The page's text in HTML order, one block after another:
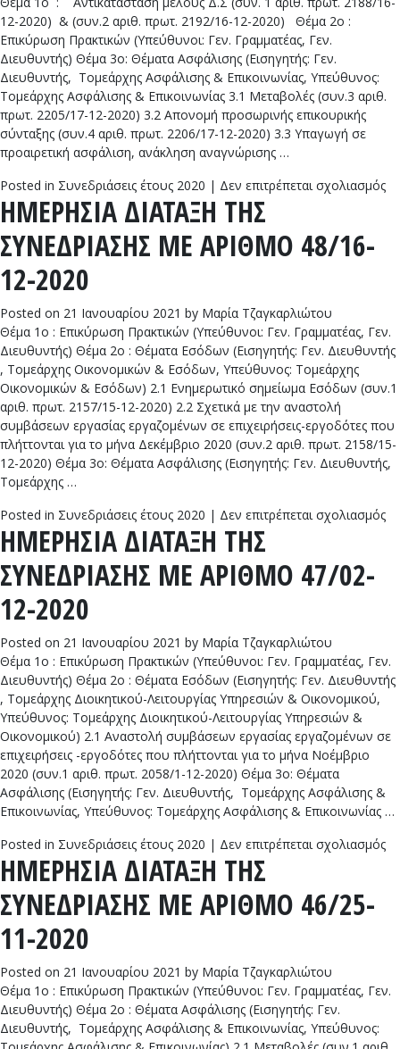
12-2020) & (συν.2 αριθ. πρωτ. 2192/16-12-2020) Θέμα 2ο :
Επικύρωση Πρακτικών (Υπεύθυνοι: Γεν. Γραμματέας, Γεν.
Διευθυντής) Θέμα 3ο: Θέματα Ασφάλισης (Εισηγητής: Γεν.
Διευθυντής, Τομεάρχης Ασφάλισης & Επικοινωνίας, Υπεύθυνος:
Τομεάρχης Ασφάλισης & Επικοινωνίας 3.1 Μεταβολές (συν.3 αριθ.
πρωτ. 2205/17-12-2020) 3.2 Απονομή προσωρινής επικουρικής
σύνταξης (συν.4 αριθ. πρωτ. 2206/17-12-2020) 3.3 Υπαγωγή σε
προαιρετική ασφάλιση, ανάκληση αναγνώρισης …
Posted in Συνεδριάσεις έτους 2020 | Δεν επιτρέπεται σχολιασμός
ΗΜΕΡΗΣΙΑ ΔΙΑΤΑΞΗ ΤΗΣ
ΣΥΝΕΔΡΙΑΣΗΣ ΜΕ ΑΡΙΘΜΟ 48/16-
12-2020
Posted on 21 Ιανουαρίου 2021 by Μαρία Τζαγκαρλιώτου
Θέμα 1ο : Επικύρωση Πρακτικών (Υπεύθυνοι: Γεν. Γραμματέας, Γεν.
Διευθυντής) Θέμα 2ο : Θέματα Εσόδων (Εισηγητής: Γεν. Διευθυντής
, Τομεάρχης Οικονομικών & Εσόδων, Υπεύθυνος: Τομεάρχης
Οικονομικών & Εσόδων) 2.1 Ενημερωτικό σημείωμα Εσόδων (συν.1
αριθ. πρωτ. 2157/15-12-2020) 2.2 Σχετικά με την αναστολή
συμβάσεων εργασίας εργαζομένων σε επιχειρήσεις-εργοδότες που
πλήττονται για το μήνα Δεκέμβριο 2020 (συν.2 αριθ. πρωτ. 2158/15-
12-2020) Θέμα 3ο: Θέματα Ασφάλισης (Εισηγητής: Γεν. Διευθυντής,
Τομεάρχης …
Posted in Συνεδριάσεις έτους 2020 | Δεν επιτρέπεται σχολιασμός
ΗΜΕΡΗΣΙΑ ΔΙΑΤΑΞΗ ΤΗΣ
ΣΥΝΕΔΡΙΑΣΗΣ ΜΕ ΑΡΙΘΜΟ 47/02-
12-2020
Posted on 21 Ιανουαρίου 2021 by Μαρία Τζαγκαρλιώτου
Θέμα 1ο : Επικύρωση Πρακτικών (Υπεύθυνοι: Γεν. Γραμματέας, Γεν.
Διευθυντής) Θέμα 2ο : Θέματα Εσόδων (Εισηγητής: Γεν. Διευθυντής
, Τομεάρχης Διοικητικού-Λειτουργίας Υπηρεσιών & Οικονομικού,
Υπεύθυνος: Τομεάρχης Διοικητικού-Λειτουργίας Υπηρεσιών &
Οικονομικού) 2.1 Αναστολή συμβάσεων εργασίας εργαζομένων σε
επιχειρήσεις -εργοδότες που πλήττονται για το μήνα Νοέμβριο
2020 (συν.1 αριθ. πρωτ. 2058/1-12-2020) Θέμα 3ο: Θέματα
Ασφάλισης (Εισηγητής: Γεν. Διευθυντής, Τομεάρχης Ασφάλισης &
Επικοινωνίας, Υπεύθυνος: Τομεάρχης Ασφάλισης & Επικοινωνίας …
Posted in Συνεδριάσεις έτους 2020 | Δεν επιτρέπεται σχολιασμός
ΗΜΕΡΗΣΙΑ ΔΙΑΤΑΞΗ ΤΗΣ
ΣΥΝΕΔΡΙΑΣΗΣ ΜΕ ΑΡΙΘΜΟ 46/25-
11-2020
Posted on 21 Ιανουαρίου 2021 by Μαρία Τζαγκαρλιώτου
Θέμα 1ο : Επικύρωση Πρακτικών (Υπεύθυνοι: Γεν. Γραμματέας, Γεν.
Διευθυντής) Θέμα 2ο : Θέματα Ασφάλισης (Εισηγητής: Γεν.
Διευθυντής, Τομεάρχης Ασφάλισης & Επικοινωνίας, Υπεύθυνος: